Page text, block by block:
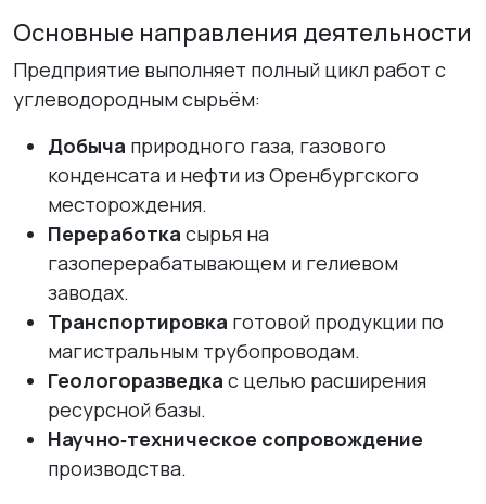
Основные направления деятельности
Предприятие выполняет полный цикл работ с
углеводородным сырьём:
Добыча природного газа, газового
конденсата и нефти из Оренбургского
месторождения.
Переработка сырья на
газоперерабатывающем и гелиевом
заводах.
Транспортировка готовой продукции по
магистральным трубопроводам.
Геологоразведка с целью расширения
ресурсной базы.
Научно‑техническое сопровождение
производства.